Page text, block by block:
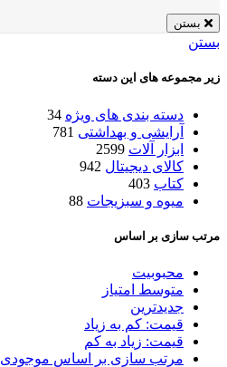
بستن
بستن
زیر مجموعه های این دسته
دسته بندی های ویژه 34
آرایشی و بهداشتی 781
ابزار آلات 2599
کالای دیجیتال 942
کتاب 403
میوه و سبزیجات 88
مرتب سازی بر اساس
محبوبیت
متوسط امتیاز
جدیدترین
قیمت: کم به زیاد
قیمت: زیاد به کم
مرتب سازی بر اساس موجودی